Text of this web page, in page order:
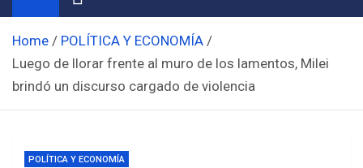
Home
POLÍTICA Y ECONOMÍA
Luego de llorar frente al muro de los lamentos, Milei
brindó un discurso cargado de violencia
POLÍTICA Y ECONOMÍA